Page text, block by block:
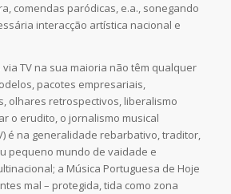
comendas paródicas, e.a., sonegando
interacção artística nacional e
TV na sua maioria não têm qualquer
pacotes empresariais,
olhares retrospectivos, liberalismo
o erudito, o jornalismo musical
é na generalidade rebarbativo, traditor,
pequeno mundo de vaidade e
a Música Portuguesa de Hoje
mal – protegida, tida como zona